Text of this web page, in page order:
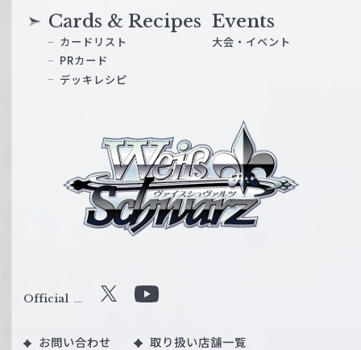
ス
ル
Cards & Recipes
カードリスト
PRカード
デッキレシピ
Events
大会・イベント
Official X
u
お問い合わせ 取り扱い店舗一覧